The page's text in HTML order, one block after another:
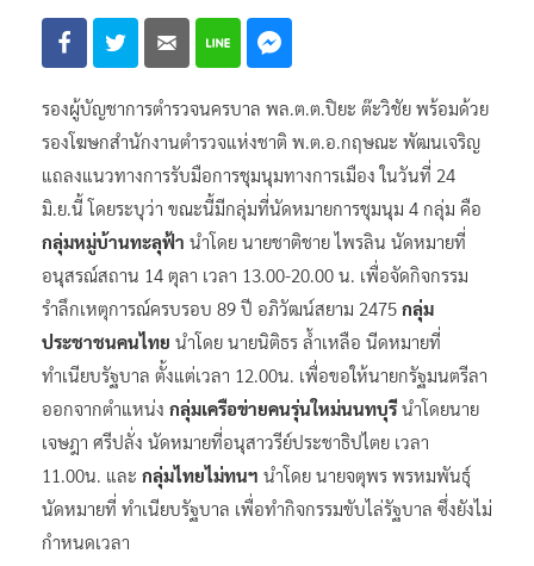
รองผู้บัญชาการตำรวจนครบาล พล.ต.ต.ปิยะ ต๊ะวิชัย พร้อมด้วย
รองโฆษกสำนักงานตำรวจแห่งชาติ พ.ต.อ.กฤษณะ พัฒนเจริญ
แถลงแนวทางการรับมือการชุมนุมทางการเมือง ในวันที่ 24
มิ.ย.นี้ โดยระบุว่า ขณะนี้มีกลุ่มที่นัดหมายการชุมนุม 4 กลุ่ม คือ
กลุ่มหมู่บ้านทะลุฟ้า นำโดย นายชาติชาย ไพรลิน นัดหมายที่
อนุสรณ์สถาน 14 ตุลา เวลา 13.00-20.00 น. เพื่อจัดกิจกรรม
รำลึกเหตุการณ์ครบรอบ 89 ปี อภิวัฒน์สยาม 2475 กลุ่ม
ประชาชนคนไทย นำโดย นายนิติธร ล้ำเหลือ นีดหมายที่
ทำเนียบรัฐบาล ตั้งแต่เวลา 12.00น. เพื่อขอให้นายกรัฐมนตรีลา
ออกจากตำแหน่ง กลุ่มเครือข่ายคนรุ่นใหม่นนทบุรี นำโดยนาย
เจษฎา ศรีปลั่ง นัดหมายที่อนุสาวรีย์ประชาธิปไตย เวลา
11.00น. และ กลุ่มไทยไม่ทนฯ นำโดย นายจตุพร พรหมพันธุ์
นัดหมายที่ ทำเนียบรัฐบาล เพื่อทำกิจกรรมขับไล่รัฐบาล ซึ่งยังไม่
กำหนดเวลา